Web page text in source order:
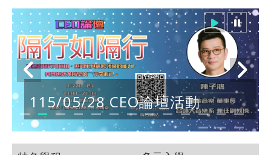
115/05/28 CEO論壇活動